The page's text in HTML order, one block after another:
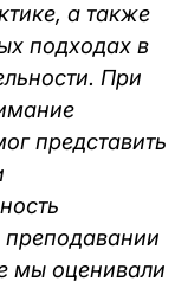
а также
подходах в
При
представить
мы оценивали